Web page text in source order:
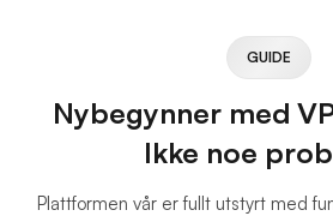
GUIDE
Nybegynner med
Ikke noe
Plattformen vår er fullt utstyrt med